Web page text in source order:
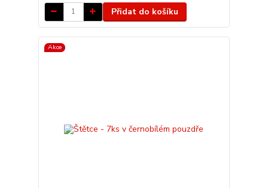
Přidat do košíku
Akce